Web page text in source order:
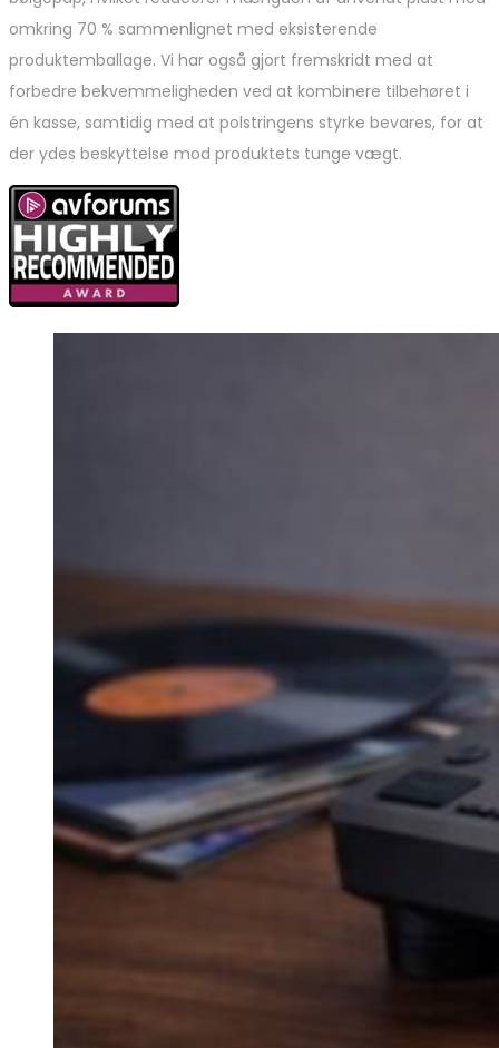
omkring 70 % sammenlignet med eksisterende
produktemballage. Vi har også gjort fremskridt med at
forbedre bekvemmeligheden ved at kombinere tilbehøret i
én kasse, samtidig med at polstringens styrke bevares, for at
der ydes beskyttelse mod produktets tunge vægt.